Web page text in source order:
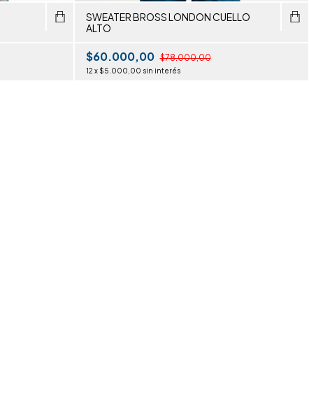
SWEATER BROSS LONDON CUELLO
ALTO
$60.000,00 $78.000,00
12 x $5.000,00 sin interés